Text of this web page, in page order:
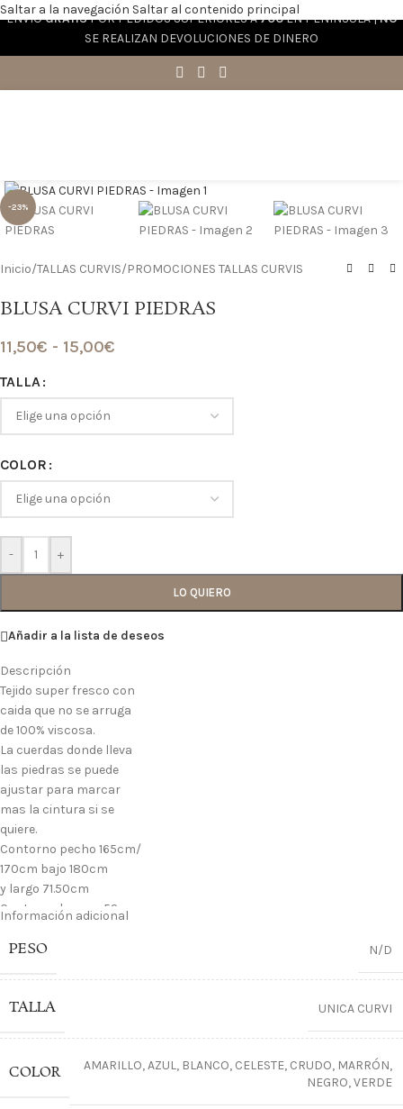
Saltar a la navegación Saltar al contenido principal
ENVÍOGRATISPOR PEDIDOS SUPERIORES A70€EN PENÍNSULA |NO
SE REALIZAN DEVOLUCIONES DE DINERO
-23%
Inicio/TALLAS CURVIS/PROMOCIONES TALLAS CURVIS
BLUSA CURVI PIEDRAS
11,50€ - 15,00€
TALLA
COLOR
- +
LO QUIERO
Añadir a la lista de deseos
Descripción
Tejido super fresco con
caida que no se arruga
de 100% viscosa.
La cuerdas donde lleva
las piedras se puede
ajustar para marcar
mas la cintura si se
quiere.
Contorno pecho 165cm/
170cm bajo 180cm
y largo 71.50cm
Contorno brazos 52cm
Información adicional
PESO N/D
TALLA UNICA CURVI
COLOR AMARILLO,AZUL, BLANCO, CELESTE, CRUDO, MARRÓN,
NEGRO,VERDE